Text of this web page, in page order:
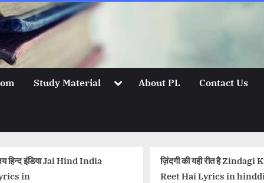
Study Material ToggleAbout PL Contact Us
ज़िंदगी की यही रीत है Zindagi Ki Yahi
Reet Hai Lyrics in hinddi
दिल
Lyrics –